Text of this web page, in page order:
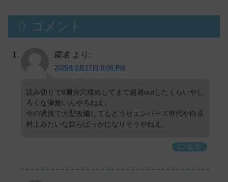
コメント
匿名 より:
2025年2月17日 9:06 PM
読み切りで9週分穴埋めしてまで超過outしたくらいやし
ろくな弾無いんやろねえ。
今の状況で大型改編してもどうせエンバーズ世代や白卓
村上みたいな奴らばっかになりそうやねえ。
返信